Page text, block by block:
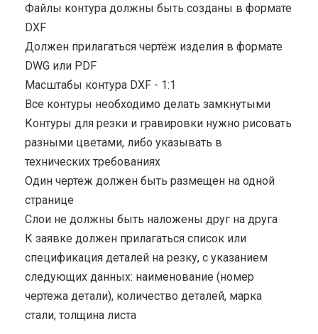
Файлы контура должны быть созданы в формате
DXF
Должен прилагаться чертёж изделия в формате
DWG или PDF
Масштабы контура DXF - 1:1
Все контуры необходимо делать замкнутыми
Контуры для резки и гравировки нужно рисовать
разными цветами, либо указывать в
технических требованиях
Один чертеж должен быть размещен на одной
странице
Cлои не должны быть наложены друг на друга
К заявке должен прилагаться список или
спецификация деталей на резку, с указанием
следующих данных: наименование (номер
чертежа детали), количество деталей, марка
стали, толщина листа